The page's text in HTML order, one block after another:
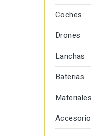
Coches
Drones
Lanchas
Baterias
Materiales